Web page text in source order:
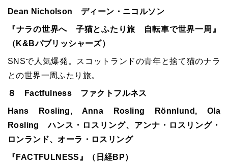
Dean Nicholson ディーン・ニコルソン
『ナラの世界へ 子猫とふたり旅 自転車で世界一周』
（K&Bパブリッシャーズ）
SNSで人気爆発。スコットランドの青年と捨て猫のナラ
との世界一周ふたり旅。
８ Factfulness ファクトフルネス
Hans Rosling, Anna Rosling Rönnlund, Ola
Rosling ハンス・ロスリング、アンナ・ロスリング・
ロンランド、オーラ・ロスリング
『FACTFULNESS』（日経BP）